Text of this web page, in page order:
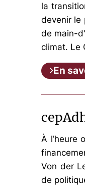
la
devenir le
de main-
climat. Le
En
À l’heure
Von der
de